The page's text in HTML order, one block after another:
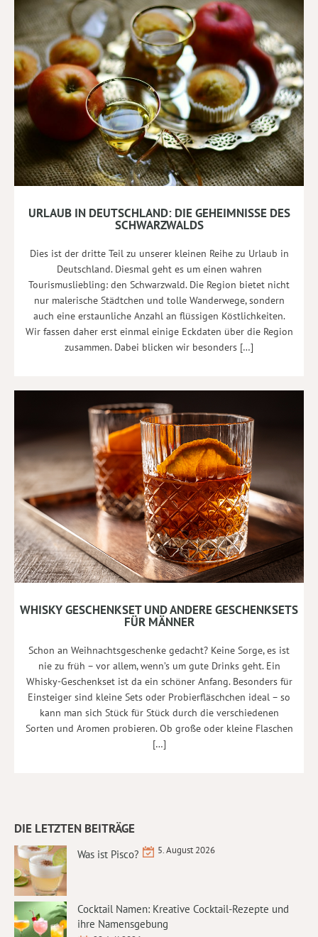
URLAUB IN DEUTSCHLAND: DIE GEHEIMNISSE DES
SCHWARZWALDS
Dies ist der dritte Teil zu unserer kleinen Reihe zu Urlaub in
Deutschland. Diesmal geht es um einen wahren
Tourismusliebling: den Schwarzwald. Die Region bietet nicht
nur malerische Städtchen und tolle Wanderwege, sondern
auch eine erstaunliche Anzahl an flüssigen Köstlichkeiten.
Wir fassen daher erst einmal einige Eckdaten über die Region
zusammen. Dabei blicken wir besonders […]
WHISKY GESCHENKSET UND ANDERE GESCHENKSETS
FÜR MÄNNER
Schon an Weihnachtsgeschenke gedacht? Keine Sorge, es ist
nie zu früh – vor allem, wenn’s um gute Drinks geht. Ein
Whisky-Geschenkset ist da ein schöner Anfang. Besonders für
Einsteiger sind kleine Sets oder Probierfläschchen ideal – so
kann man sich Stück für Stück durch die verschiedenen
Sorten und Aromen probieren. Ob große oder kleine Flaschen
[…]
DIE LETZTEN BEITRÄGE
Was ist Pisco? 5. August 2026
Cocktail Namen: Kreative Cocktail-Rezepte und
ihre Namensgebung